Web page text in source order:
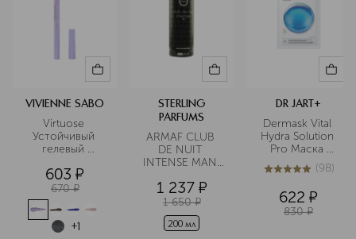
VIVIENNE SABO
Virtuose
Устойчивый
гелевый
для глаз
603 ¤
670 ¤
+1
STERLING
PARFUMS
ARMAF CLUB
DE NUIT
INTENSE MAN
1 237 ¤
1 650 ¤
200 мл
DR JART+
Dermask Vital
Hydra Solution
Pro Маска
"Капсулы
красоты"
5из 598 (98)
622 ¤
830 ¤